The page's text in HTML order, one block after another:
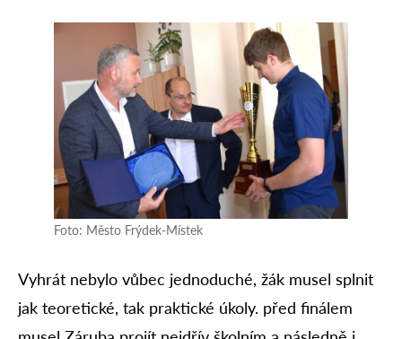
Foto: Město Frýdek-Místek
Vyhrát nebylo vůbec jednoduché, žák musel splnit
jak teoretické, tak praktické úkoly. před finálem